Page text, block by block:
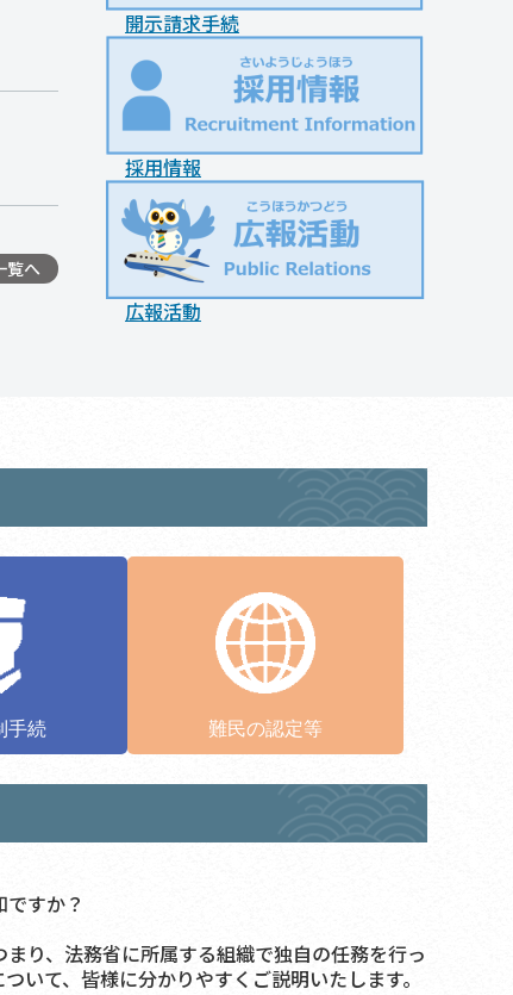
覧へ
開示請求手続
採用情報
広報活動
手続 難民の認定等
すか？
り、法務省に所属する組織で独自の任務を行っ
いて、皆様に分かりやすくご説明いたします。